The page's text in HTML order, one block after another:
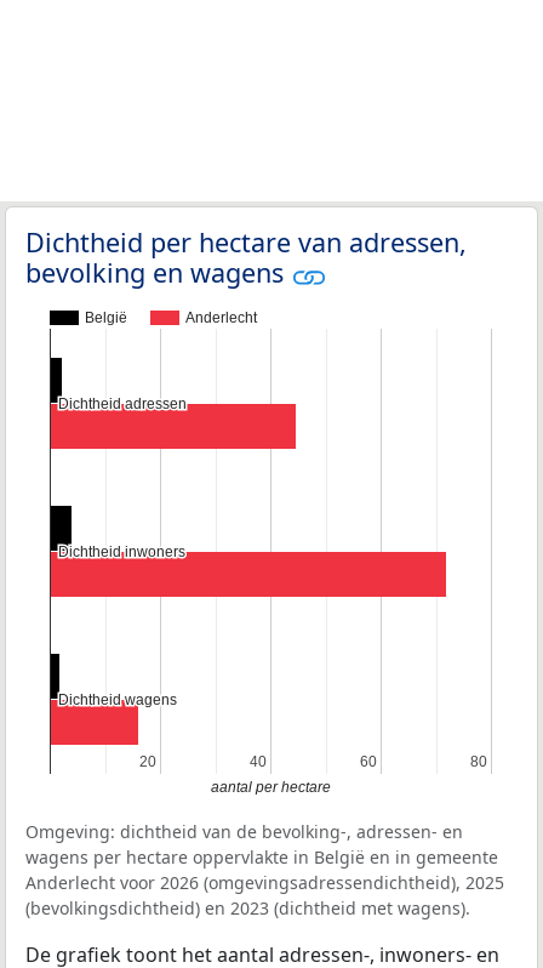
Dichtheid per hectare van adressen,
bevolking en wagens
België Anderlecht
20
20 40
40 60
60 80
80
Dichtheid adressen
Dichtheid adressen
Dichtheid inwoners
Dichtheid inwoners
Dichtheid wagens
Dichtheid wagens
aantal per hectare
Omgeving: dichtheid van de bevolking-, adressen- en
wagens per hectare oppervlakte in België en in gemeente
Anderlecht voor 2026 (omgevingsadressendichtheid), 2025
(bevolkingsdichtheid) en 2023 (dichtheid met wagens).
De grafiek toont het aantal adressen-, inwoners- en